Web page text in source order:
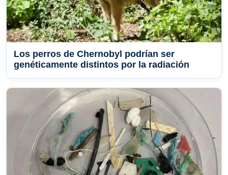
Los perros de Chernobyl podrían ser
genéticamente distintos por la radiación